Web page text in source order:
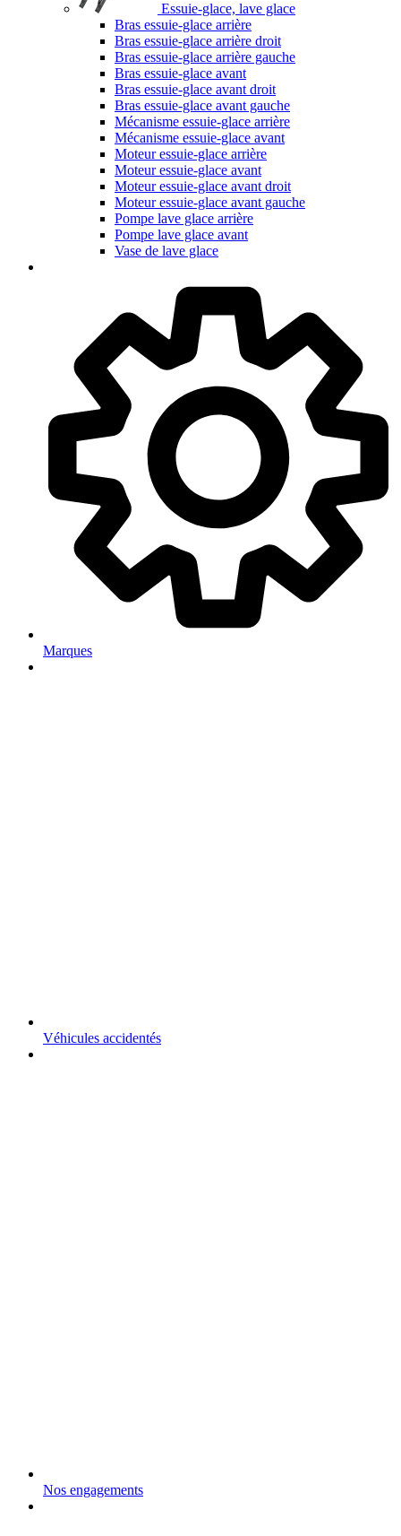
Essuie-glace, lave glace
Bras essuie-glace arrière
Bras essuie-glace arrière droit
Bras essuie-glace arrière gauche
Bras essuie-glace avant
Bras essuie-glace avant droit
Bras essuie-glace avant gauche
Mécanisme essuie-glace arrière
Mécanisme essuie-glace avant
Moteur essuie-glace arrière
Moteur essuie-glace avant
Moteur essuie-glace avant droit
Moteur essuie-glace avant gauche
Pompe lave glace arrière
Pompe lave glace avant
Vase de lave glace
Marques
Véhicules accidentés
Nos engagements